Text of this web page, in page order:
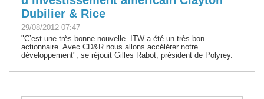
Dubilier & Rice
29/08/2012 07:47
"C’est une très bonne nouvelle. ITW a été un très bon
actionnaire. Avec CD&R nous allons accélérer notre
développement", se réjouit Gilles Rabot, président de Polyrey.